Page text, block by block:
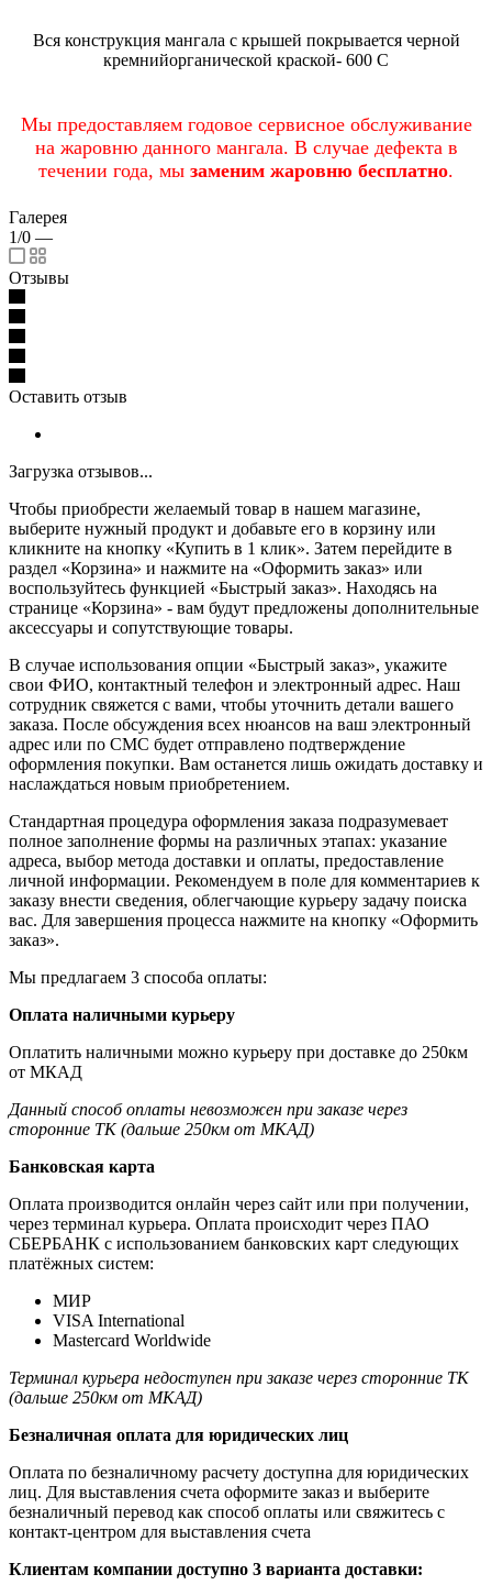
Вся конструкция мангала с крышей покрывается черной
кремнийорганической краской- 600 С
Мы предоставляем годовое сервисное обслуживание
на жаровню данного мангала. В случае дефекта в
течении года, мы заменим жаровню бесплатно.
Галерея
1/0 —
Отзывы
Оставить отзыв
Загрузка отзывов...
Чтобы приобрести желаемый товар в нашем магазине,
выберите нужный продукт и добавьте его в корзину или
кликните на кнопку «Купить в 1 клик». Затем перейдите в
раздел «Корзина» и нажмите на «Оформить заказ» или
воспользуйтесь функцией «Быстрый заказ». Находясь на
странице «Корзина» - вам будут предложены дополнительные
аксессуары и сопутствующие товары.
В случае использования опции «Быстрый заказ», укажите
свои ФИО, контактный телефон и электронный адрес. Наш
сотрудник свяжется с вами, чтобы уточнить детали вашего
заказа. После обсуждения всех нюансов на ваш электронный
адрес или по СМС будет отправлено подтверждение
оформления покупки. Вам останется лишь ожидать доставку и
наслаждаться новым приобретением.
Стандартная процедура оформления заказа подразумевает
полное заполнение формы на различных этапах: указание
адреса, выбор метода доставки и оплаты, предоставление
личной информации. Рекомендуем в поле для комментариев к
заказу внести сведения, облегчающие курьеру задачу поиска
вас. Для завершения процесса нажмите на кнопку «Оформить
заказ».
Мы предлагаем 3 способа оплаты:
Оплата наличными курьеру
Оплатить наличными можно курьеру при доставке до 250км
от МКАД
Данный способ оплаты невозможен при заказе через
сторонние ТК (дальше 250км от МКАД)
Банковская карта
Оплата производится онлайн через сайт или при получении,
через терминал курьера. Оплата происходит через ПАО
СБЕРБАНК с использованием банковских карт следующих
платёжных систем:
МИР
VISA International
Mastercard Worldwide
Терминал курьера недоступен при заказе через сторонние ТК
(дальше 250км от МКАД)
Безналичная оплата для юридических лиц
Оплата по безналичному расчету доступна для юридических
лиц. Для выставления счета оформите заказ и выберите
безналичный перевод как способ оплаты или свяжитесь с
контакт-центром для выставления счета
Клиентам компании доступно 3 варианта доставки: